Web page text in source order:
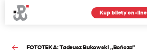
Kup bilety on-line
FOTOTEKA: Tadeusz Bukowski ,,Bończa"